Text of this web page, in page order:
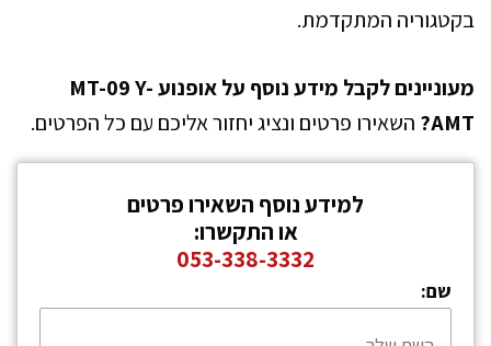
בקטגוריה המתקדמת.
מעוניינים לקבל מידע נוסף על אופנוע MT-09 Y-
AMT? השאירו פרטים ונציג יחזור אליכם עם כל הפרטים.
למידע נוסף השאירו פרטים
או התקשרו:
053-338-3332
שם: